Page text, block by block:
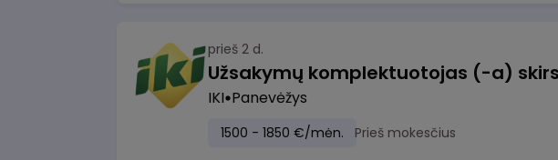
prieš 2 d.
IKI Panevėžys
1500 - 1850 €/mėn. Prieš mokesčius